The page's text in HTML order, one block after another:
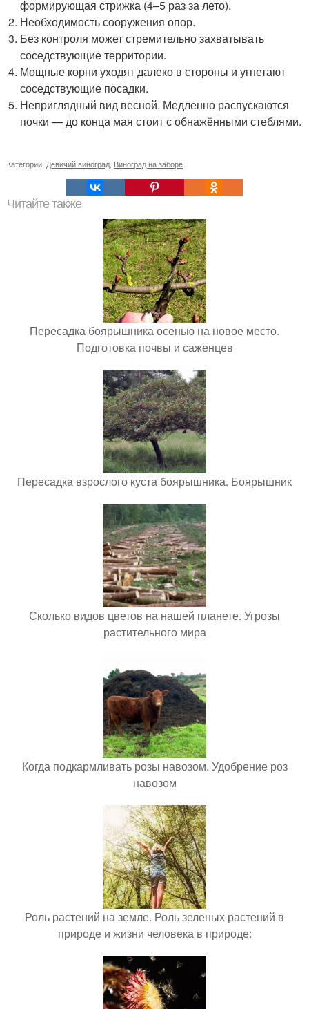
формирующая стрижка (4–5 раз за лето).
Необходимость сооружения опор.
Без контроля может стремительно захватывать
соседствующие территории.
Мощные корни уходят далеко в стороны и угнетают
соседствующие посадки.
Неприглядный вид весной. Медленно распускаются
почки — до конца мая стоит с обнажёнными стеблями.
Категории: Девичий виноград Виноград на заборе
Читайте также
Пересадка боярышника осенью на новое место.
Подготовка почвы и саженцев
Пересадка взрослого куста боярышника. Боярышник
Сколько видов цветов на нашей планете. Угрозы
растительного мира
Когда подкармливать розы навозом. Удобрение роз
навозом
Роль растений на земле. Роль зеленых растений в
природе и жизни человека в природе: